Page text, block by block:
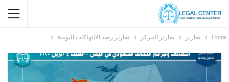
Home تقارير تقارير المركز تقارير رصد الانتهاكات اليومية